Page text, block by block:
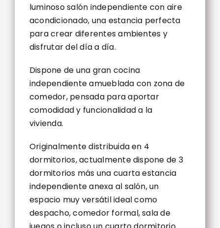
luminoso salón independiente con aire
acondicionado, una estancia perfecta
para crear diferentes ambientes y
disfrutar del día a día.
Dispone de una gran cocina
independiente amueblada con zona de
comedor, pensada para aportar
comodidad y funcionalidad a la
vivienda.
Originalmente distribuida en 4
dormitorios, actualmente dispone de 3
dormitorios más una cuarta estancia
independiente anexa al salón, un
espacio muy versátil ideal como
despacho, comedor formal, sala de